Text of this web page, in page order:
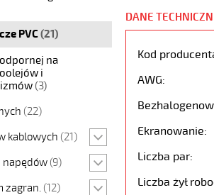
PVC(21)
na
i
(3)
(22)
kablowych (21)
napędów (9)
zagran. (12)
DANE
Kod
AWG:
Ekranowanie:
Liczba par:
Liczba żył